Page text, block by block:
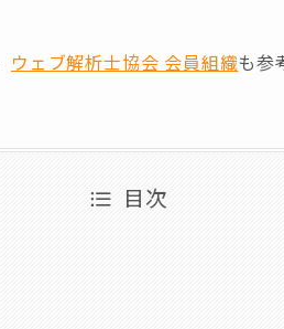
ウェブ解析士協会 会員組織も参
目次